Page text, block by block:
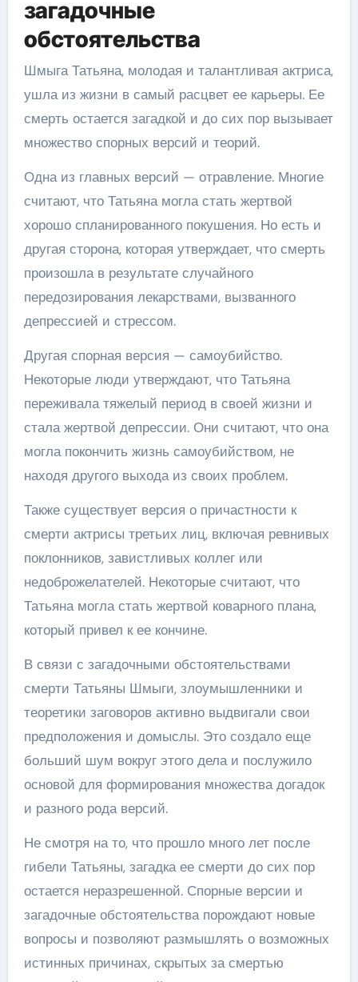
загадочные
обстоятельства
Шмыга Татьяна, молодая и талантливая актриса,
ушла из жизни в самый расцвет ее карьеры. Ее
смерть остается загадкой и до сих пор вызывает
множество спорных версий и теорий.
Одна из главных версий — отравление. Многие
считают, что Татьяна могла стать жертвой
хорошо спланированного покушения. Но есть и
другая сторона, которая утверждает, что смерть
произошла в результате случайного
передозирования лекарствами, вызванного
депрессией и стрессом.
Другая спорная версия — самоубийство.
Некоторые люди утверждают, что Татьяна
переживала тяжелый период в своей жизни и
стала жертвой депрессии. Они считают, что она
могла покончить жизнь самоубийством, не
находя другого выхода из своих проблем.
Также существует версия о причастности к
смерти актрисы третьих лиц, включая ревнивых
поклонников, завистливых коллег или
недоброжелателей. Некоторые считают, что
Татьяна могла стать жертвой коварного плана,
который привел к ее кончине.
В связи с загадочными обстоятельствами
смерти Татьяны Шмыги, злоумышленники и
теоретики заговоров активно выдвигали свои
предположения и домыслы. Это создало еще
больший шум вокруг этого дела и послужило
основой для формирования множества догадок
и разного рода версий.
Не смотря на то, что прошло много лет после
гибели Татьяны, загадка ее смерти до сих пор
остается неразрешенной. Спорные версии и
загадочные обстоятельства порождают новые
вопросы и позволяют размышлять о возможных
истинных причинах, скрытых за смертью